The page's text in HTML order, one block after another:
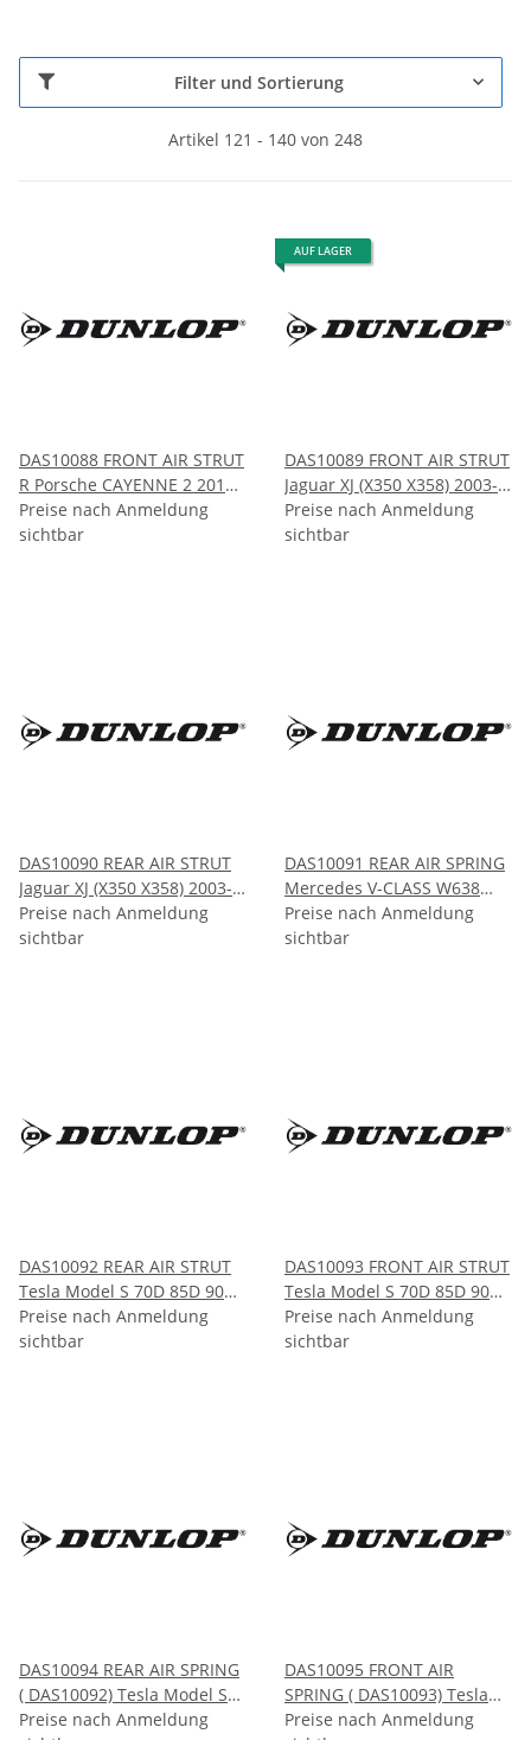
Filter und Sortierung
Artikel 121 - 140 von 248
DAS10088 FRONT AIR STRUT
R Porsche CAYENNE 2 2010-
2016 VW TOUAREG 2 2010-
2016
Preise nach Anmeldung
sichtbar
AUF LAGER
DAS10089 FRONT AIR STRUT
Jaguar XJ (X350 X358) 2003-
2010
Preise nach Anmeldung
sichtbar
DAS10090 REAR AIR STRUT
Jaguar XJ (X350 X358) 2003-
2010
Preise nach Anmeldung
sichtbar
DAS10091 REAR AIR SPRING
Mercedes V-CLASS W638
(Vito) 1996-2003
Preise nach Anmeldung
sichtbar
DAS10092 REAR AIR STRUT
Tesla Model S 70D 85D 90D
2012-2015
Preise nach Anmeldung
sichtbar
DAS10093 FRONT AIR STRUT
Tesla Model S 70D 85D 90D
2012-2015
Preise nach Anmeldung
sichtbar
DAS10094 REAR AIR SPRING
( DAS10092) Tesla Model S
70D 85D 90D 2012-2015
Preise nach Anmeldung
DAS10095 FRONT AIR
SPRING ( DAS10093) Tesla
Model S 70D 85D 90D 2012-
Preise nach Anmeldung